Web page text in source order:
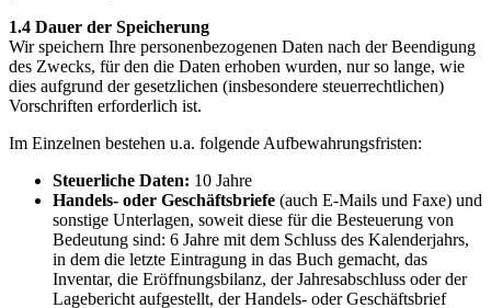
1.4 Dauer der Speicherung
Wir speichern Ihre personenbezogenen Daten nach der Beendigung
des Zwecks, für den die Daten erhoben wurden, nur so lange, wie
dies aufgrund der gesetzlichen (insbesondere steuerrechtlichen)
Vorschriften erforderlich ist.
Im Einzelnen bestehen u.a. folgende Aufbewahrungsfristen:
Steuerliche Daten: 10 Jahre
Handels- oder Geschäftsbriefe (auch E-Mails und Faxe) und
sonstige Unterlagen, soweit diese für die Besteuerung von
Bedeutung sind: 6 Jahre mit dem Schluss des Kalenderjahrs,
in dem die letzte Eintragung in das Buch gemacht, das
Inventar, die Eröffnungsbilanz, der Jahresabschluss oder der
Lagebericht aufgestellt, der Handels- oder Geschäftsbrief